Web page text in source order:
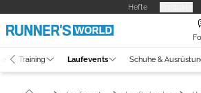
Hefte
Training Laufevents Schuhe &